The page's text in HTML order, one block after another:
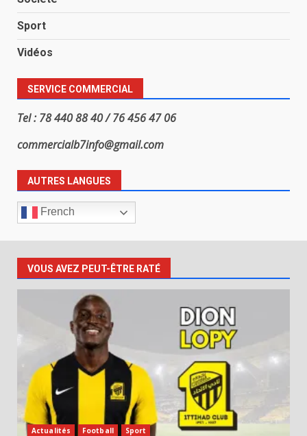
Sport
Vidéos
SERVICE COMMERCIAL
Tel : 78 440 88 40 / 76 456 47 06
commercialb7info@gmail.com
AUTRES LANGUES
French
VOUS AVEZ PEUT-ÊTRE RATÉ
Actualités Football Sport